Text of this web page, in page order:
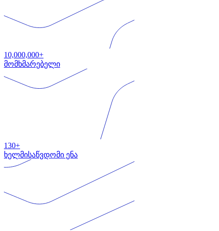
10,000,000+
მომხმარებელი
130+
ხელმისაწვდომი ენა